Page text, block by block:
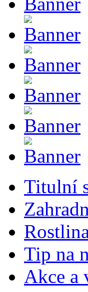
Titulní
Tip na
Akce a